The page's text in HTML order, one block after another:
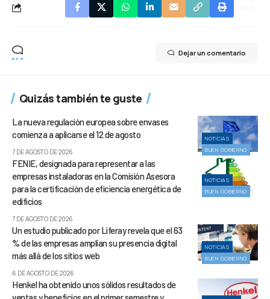
Dejar un comentario
Quizás también te guste
NOTICIAS
BUEN GOBIERNO
La nueva regulación europea sobre envases
comienza a aplicarse el 12 de agosto
7 DE AGOSTO DE 2026
NOTICIAS
BUEN GOBIERNO
FENIE, designada para representar a las
empresas instaladoras en la Comisión Asesora
para la certificación de eficiencia energética de
edificios
7 DE AGOSTO DE 2026
NOTICIAS
BUEN GOBIERNO
Un estudio publicado por Liferay revela que el 63
% de las empresas amplían su presencia digital
más allá de los sitios web
6 DE AGOSTO DE 2026
Henkel ha obtenido unos sólidos resultados de